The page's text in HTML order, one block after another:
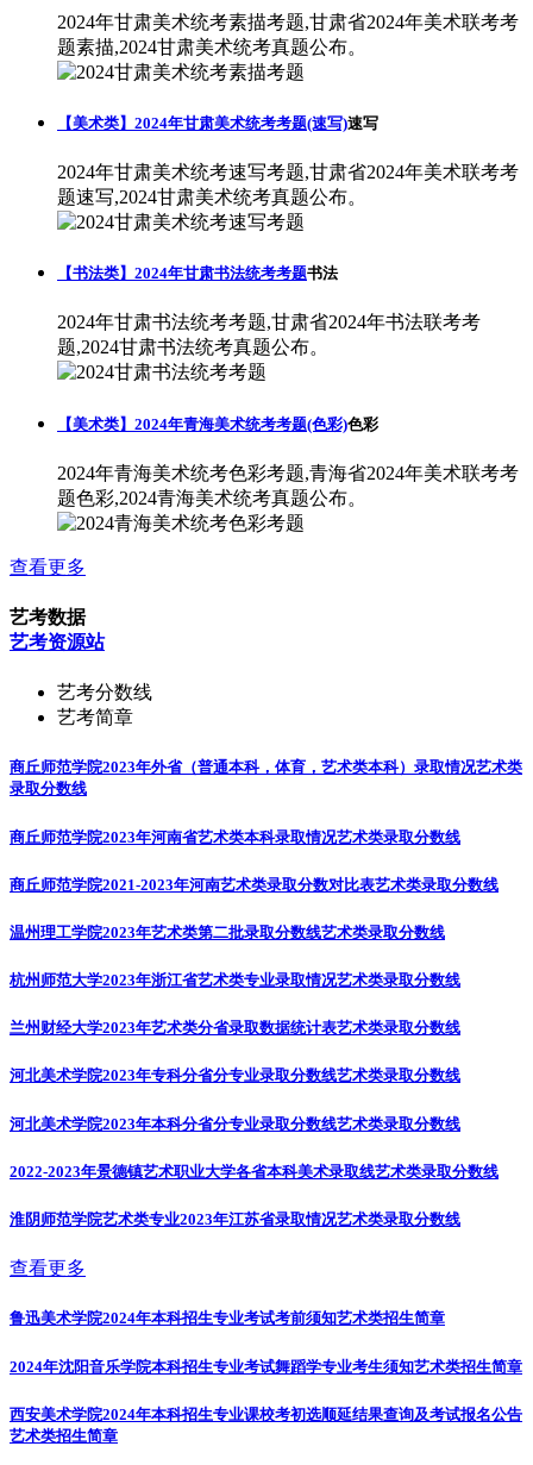
2024年甘肃美术统考素描考题,甘肃省2024年美术联考考
题素描,2024甘肃美术统考真题公布。
【美术类】2024年甘肃美术统考考题(速写)速写
2024年甘肃美术统考速写考题,甘肃省2024年美术联考考
题速写,2024甘肃美术统考真题公布。
【书法类】2024年甘肃书法统考考题书法
2024年甘肃书法统考考题,甘肃省2024年书法联考考
题,2024甘肃书法统考真题公布。
【美术类】2024年青海美术统考考题(色彩)色彩
2024年青海美术统考色彩考题,青海省2024年美术联考考
题色彩,2024青海美术统考真题公布。
查看更多
艺考数据
艺考资源站
艺考分数线
艺考简章
商丘师范学院2023年外省（普通本科，体育，艺术类本科）录取情况艺术类
录取分数线
商丘师范学院2023年河南省艺术类本科录取情况艺术类录取分数线
商丘师范学院2021-2023年河南艺术类录取分数对比表艺术类录取分数线
温州理工学院2023年艺术类第二批录取分数线艺术类录取分数线
杭州师范大学2023年浙江省艺术类专业录取情况艺术类录取分数线
兰州财经大学2023年艺术类分省录取数据统计表艺术类录取分数线
河北美术学院2023年专科分省分专业录取分数线艺术类录取分数线
河北美术学院2023年本科分省分专业录取分数线艺术类录取分数线
2022-2023年景德镇艺术职业大学各省本科美术录取线艺术类录取分数线
淮阴师范学院艺术类专业2023年江苏省录取情况艺术类录取分数线
查看更多
鲁迅美术学院2024年本科招生专业考试考前须知艺术类招生简章
2024年沈阳音乐学院本科招生专业考试舞蹈学专业考生须知艺术类招生简章
西安美术学院2024年本科招生专业课校考初选顺延结果查询及考试报名公告
艺术类招生简章